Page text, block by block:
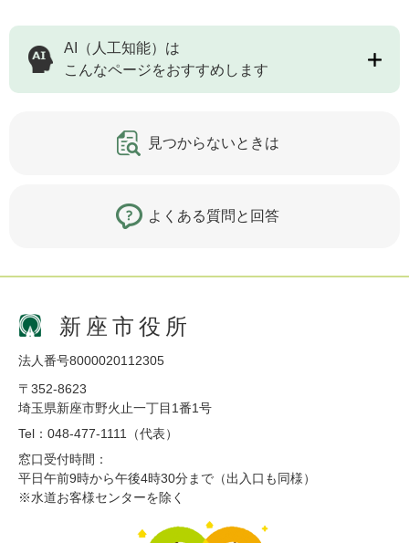
AI（人工知能）は
こんなページをおすすめします
見つからないときは
よくある質問と回答
新座市役所
法人番号8000020112305
〒352-8623
埼玉県新座市野火止一丁目1番1号
Tel：048-477-1111（代表）
窓口受付時間：
平日午前9時から午後4時30分まで（出入口も同様）
※水道お客様センターを除く